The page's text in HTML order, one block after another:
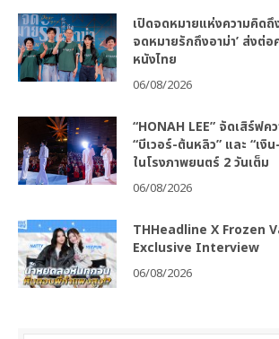
เปิดจดหมายแห่งความคิดถึ
จดหมายรักถึงอาม่า’ ส่งต่
หนังไทย
06/08/2026
“HONAH LEE” จัดเสิร์ฟ
“บีเวอร์-ต้นหลิว” และ “เงิ
ในโรงภาพยนตร์ 2 วันเต็ม
06/08/2026
THHeadline X Frozen
Exclusive Interview
06/08/2026